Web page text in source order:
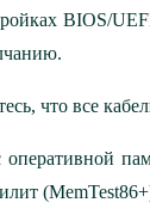
BIOS/
что все